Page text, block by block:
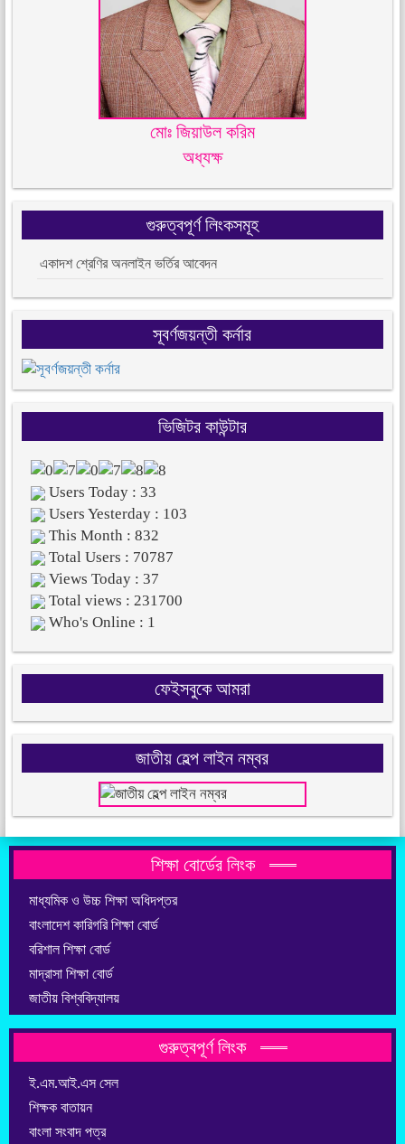
মোঃ জিয়াউল করিম
অধ্যক্ষ
গুরুত্বপূর্ণ লিংকসমূহ
একাদশ শ্রেণির অনলাইন ভর্তির আবেদন
সূবর্ণজয়ন্তী কর্নার
ভিজিটর কাউন্টার
Users Today : 33
Users Yesterday : 103
This Month : 832
Total Users : 70787
Views Today : 37
Total views : 231700
Who's Online : 1
ফেইসবুকে আমরা
জাতীয় হেল্প লাইন নম্বর
শিক্ষা বোর্ডের লিংক
মাধ্যমিক ও উচ্চ শিক্ষা অধিদপ্তর
বাংলাদেশ কারিগরি শিক্ষা বোর্ড
বরিশাল শিক্ষা বোর্ড
মাদ্রাসা শিক্ষা বোর্ড
জাতীয় বিশ্ববিদ্যালয়
গুরুত্বপূর্ণ লিংক
ই.এম.আই.এস সেল
শিক্ষক বাতায়ন
বাংলা সংবাদ পত্র